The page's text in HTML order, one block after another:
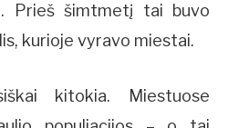
Prieš šimtmetį tai buvo
kurioje vyravo miestai.
kitokia. Miestuose